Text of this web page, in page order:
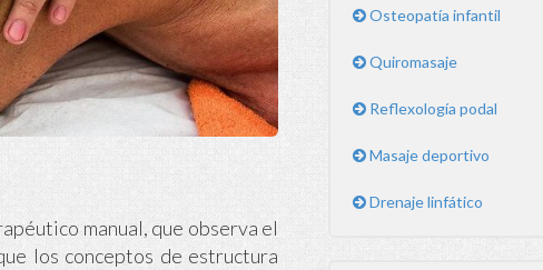
manual, que observa el
los conceptos de estructura
Osteopatía infantil
Quiromasaje
Reflexología podal
Masaje deportivo
Drenaje linfático